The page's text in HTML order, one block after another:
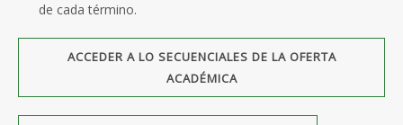
de cada término.
ACCEDER A LO SECUENCIALES DE LA OFERTA
ACADÉMICA